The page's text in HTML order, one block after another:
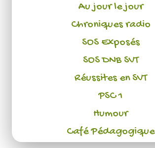
Au jour le jour
Chroniques radio
SOS Exposés
SOS DNB SVT
Réussites en SVT
PSC 1
Humour
Café Pédagogique